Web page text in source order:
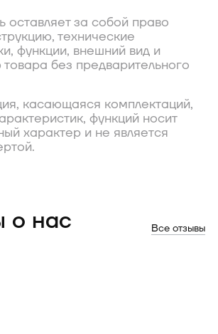
оставляет за собой право
технические
функции, внешний вид и
без предварительного
касающаяся комплектаций,
функций носит
характер и не является
о нас Все отзывы